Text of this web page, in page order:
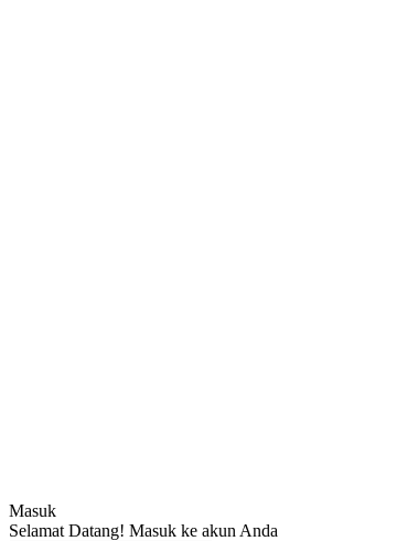
Masuk
Selamat Datang! Masuk ke akun Anda